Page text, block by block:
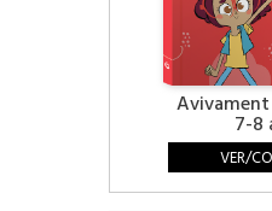
Avivament
7-8
VER/